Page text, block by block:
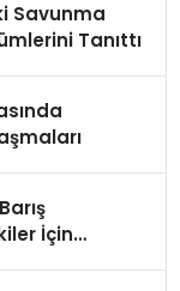
Savunma
Tanıttı
İçin